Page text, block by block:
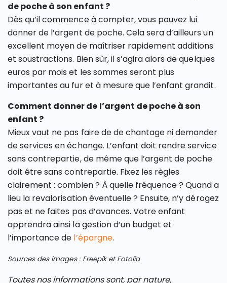
de poche à son enfant ?
Dès qu’il commence à compter, vous pouvez lui
donner de l’argent de poche. Cela sera d’ailleurs un
excellent moyen de maîtriser rapidement additions
et soustractions. Bien sûr, il s’agira alors de quelques
euros par mois et les sommes seront plus
importantes au fur et à mesure que l’enfant grandit.
Comment donner de l’argent de poche à son
enfant ?
Mieux vaut ne pas faire de de chantage ni demander
de services en échange. L’enfant doit rendre service
sans contrepartie, de même que l’argent de poche
doit être sans contrepartie. Fixez les règles
clairement : combien ? À quelle fréquence ? Quand a
lieu la revalorisation éventuelle ? Ensuite, n’y dérogez
pas et ne faites pas d’avances. Votre enfant
apprendra ainsi la gestion d’un budget et
l’importance de l’épargne.
Sources des images : Freepik et Fotolia
Toutes nos informations sont, par nature,